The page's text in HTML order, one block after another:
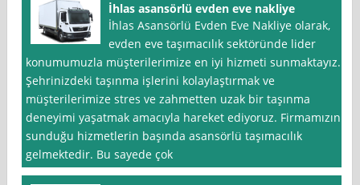
İhlas asansörlü evden eve nakliye
İhlas Asansörlü Evden Eve Nakliye olarak,
evden eve taşımacılık sektöründe lider
konumumuzla müşterilerimize en iyi hizmeti sunmaktayız.
Şehrinizdeki taşınma işlerini kolaylaştırmak ve
müşterilerimize stres ve zahmetten uzak bir taşınma
deneyimi yaşatmak amacıyla hareket ediyoruz. Firmamızın
sunduğu hizmetlerin başında asansörlü taşımacılık
gelmektedir. Bu sayede çok